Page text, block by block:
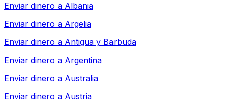
Enviar dinero a Albania
Enviar dinero a Argelia
Enviar dinero a Antigua y Barbuda
Enviar dinero a Argentina
Enviar dinero a Australia
Enviar dinero a Austria